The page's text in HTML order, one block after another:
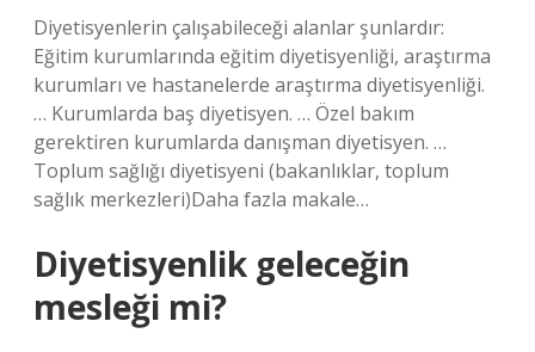
Diyetisyenlerin çalışabileceği alanlar şunlardır:
Eğitim kurumlarında eğitim diyetisyenliği, araştırma
kurumları ve hastanelerde araştırma diyetisyenliği.
… Kurumlarda baş diyetisyen. … Özel bakım
gerektiren kurumlarda danışman diyetisyen. …
Toplum sağlığı diyetisyeni (bakanlıklar, toplum
sağlık merkezleri)Daha fazla makale…
Diyetisyenlik geleceğin
mesleği mi?